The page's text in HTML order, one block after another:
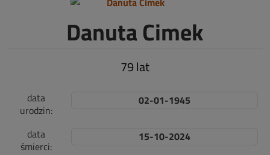
Danuta Cimek
79 lat
data
urodzin:
02-01-1945
data
śmierci:
15-10-2024